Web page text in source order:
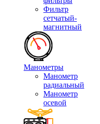
Фильтр
сетчатый-
магнитный
Манометры
Манометр
радиальный
Манометр
осевой